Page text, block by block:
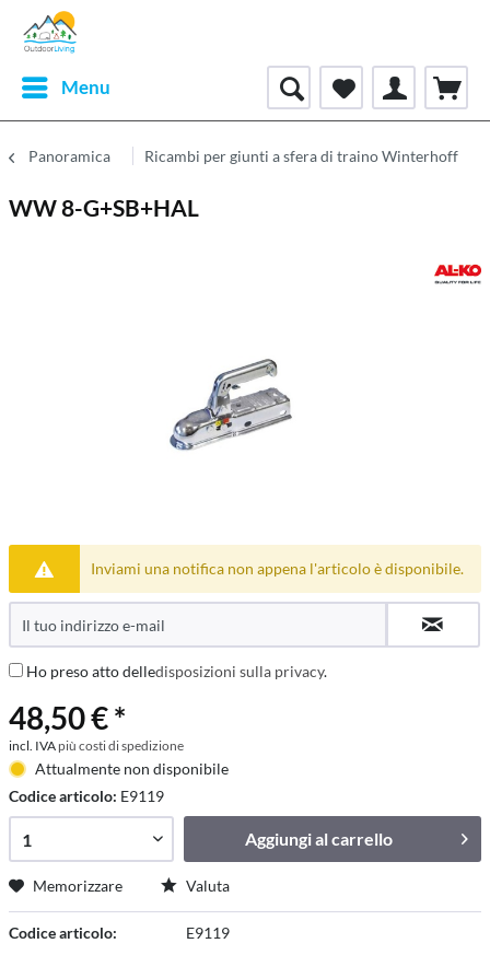
Menu
Panoramica Ricambi per giunti a sfera di traino Winterhoff
WW 8-G+SB+HAL
Inviami una notifica non appena l'articolo è disponibile.
Ho preso atto delledisposizioni sulla privacy.
48,50 € *
incl. IVA più costi di spedizione
Attualmente non disponibile
Codice articolo: E9119
Aggiungi alcarrello
Memorizzare Valuta
Codice articolo: E9119